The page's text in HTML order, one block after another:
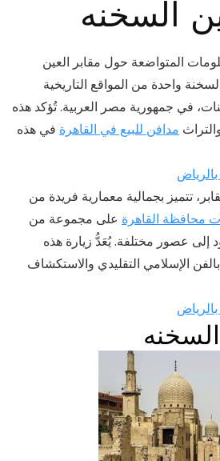
السخنه
المتواضعة حول مقابر العين
واحدة من المواقع التاريخية
في جمهورية مصر العربية. تُؤكد هذه
مدافن للبيع في القاهرة في هذه
تتميز بجمالية معمارية فريدة من
محافظة القاهرة على مجموعة من
إلى عصور مختلفة. يُعَدُّ زيارة هذه
الإسلامي التقليدي والاستكشاف